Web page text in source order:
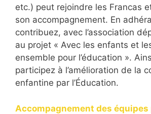
etc.) peut rejoindre les Francas
son accompagnement. En
contribuez, avec l’association
au projet « Avec les enfants et
ensemble pour l’éducation ».
participez à l’amélioration de la
enfantine par l’Éducation.
Accompagnement des